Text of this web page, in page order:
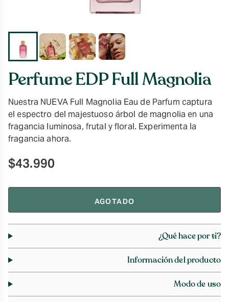
Perfume EDP Full Magnolia
Nuestra NUEVA Full Magnolia Eau de Parfum captura
el espectro del majestuoso árbol de magnolia en una
fragancia luminosa, frutal y floral. Experimenta la
fragancia ahora.
$43.990
AGOTADO
¿Qué hace por ti?
Información del producto
Modo de uso